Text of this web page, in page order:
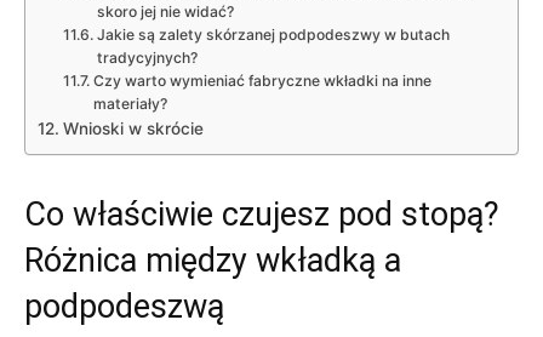
skoro jej nie widać?
Jakie są zalety skórzanej podpodeszwy w butach
tradycyjnych?
Czy warto wymieniać fabryczne wkładki na inne
materiały?
Wnioski w skrócie
Co właściwie czujesz pod stopą?
Różnica między wkładką a
podpodeszwą